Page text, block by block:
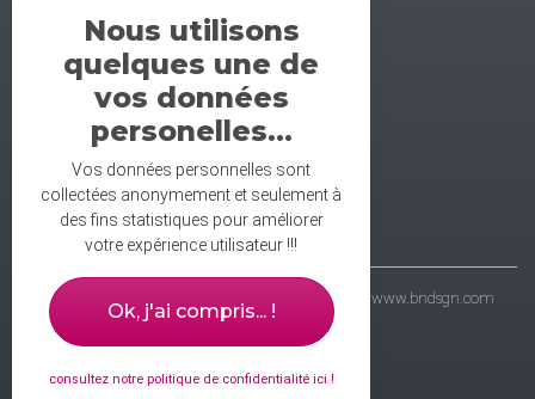
tel: 06.71.93.54.75
contact@galeriedeladanse.fr
facebook/galeriedeladanse
instagram/lagaleriedeladanse
- galerie de la danse © 2021 - wbdsgn & wbdvp : www.bndsgn.com
Nous utilisons
quelques une de
vos données
personelles...
Vos données personnelles sont
collectées anonymement et seulement à
des fins statistiques pour améliorer
votre expérience utilisateur !!!
Ok, j'ai compris... !
consultez notre politique de confidentialité ici !